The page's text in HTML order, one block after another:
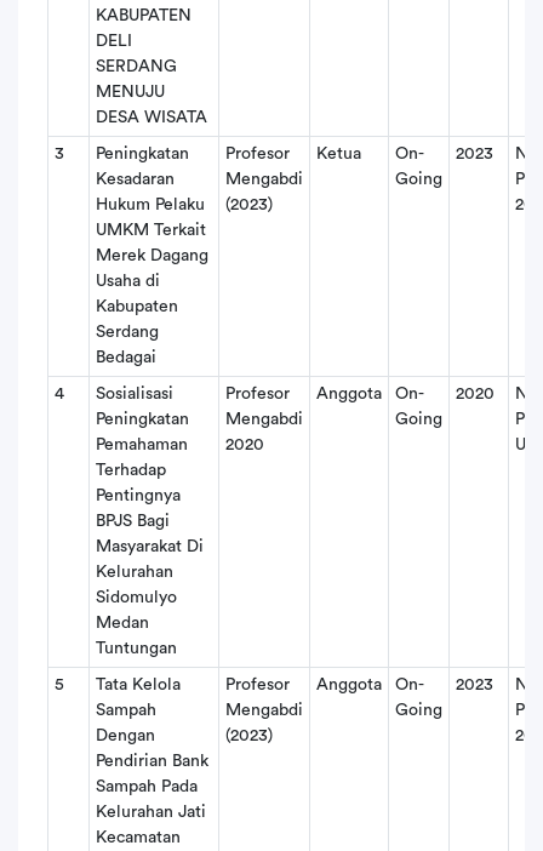
KABUPATEN
DELI
SERDANG
MENUJU
DESA WISATA
3
Peningkatan
Kesadaran
Hukum Pelaku
UMKM Terkait
Merek Dagang
Usaha di
Kabupaten
Serdang
Bedagai
Profesor
Mengabdi
(2023)
Ketua
On-
Going
2023
4
Sosialisasi
Peningkatan
Pemahaman
Terhadap
Pentingnya
BPJS Bagi
Masyarakat Di
Kelurahan
Sidomulyo
Medan
Tuntungan
Profesor
Mengabdi
2020
Anggota
On-
Going
2020
5
Tata Kelola
Sampah
Dengan
Pendirian Bank
Sampah Pada
Kelurahan Jati
Kecamatan
Profesor
Mengabdi
(2023)
Anggota
On-
Going
2023